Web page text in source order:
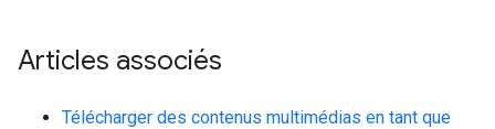
Articles associés
Télécharger des contenus multimédias en tant que